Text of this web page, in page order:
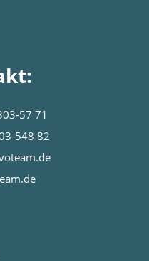
57 71
548 82